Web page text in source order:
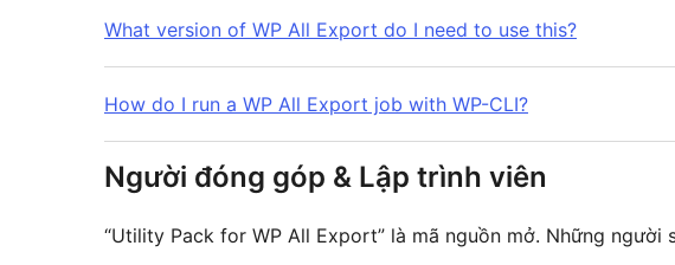
What version of WP All Export do I need to use this?
How do I run a WP All Export job with WP-CLI?
Người đóng góp & Lập trình viên
“Utility Pack for WP All Export” là mã nguồn mở. Những người